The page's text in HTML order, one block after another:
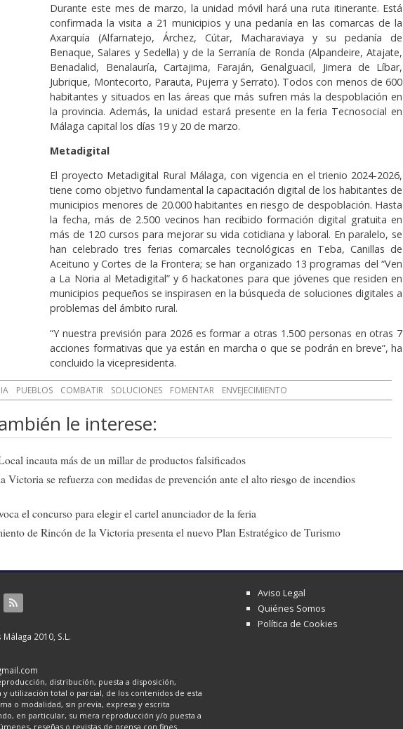
Durante este mes de marzo, la unidad móvil hará una ruta itinerante. Está
confirmada la visita a 21 municipios y una pedanía en las comarcas de la
Axarquía (Alfarnatejo, Árchez, Cútar, Macharaviaya y su pedanía de
Benaque, Salares y Sedella) y de la Serranía de Ronda (Alpandeire, Atajate,
Benadalid, Benalauría, Cartajima, Faraján, Genalguacil, Jimera de Líbar,
Jubrique, Montecorto, Parauta, Pujerra y Serrato). Todos con menos de 600
habitantes y situados en las áreas que más sufren más la despoblación en
la provincia. Además, la unidad estará presente en la feria Tecnosocial en
Málaga capital los días 19 y 20 de marzo.
Metadigital
El proyecto Metadigital Rural Málaga, con vigencia en el trienio 2024-2026,
tiene como objetivo fundamental la capacitación digital de los habitantes de
municipios menores de 20.000 habitantes en riesgo de despoblación. Hasta
la fecha, más de 2.500 vecinos han recibido formación digital gratuita en
más de 120 cursos para mejorar su vida cotidiana y laboral. En paralelo, se
han celebrado tres ferias comarcales tecnológicas en Teba, Canillas de
Aceituno y Cortes de la Frontera; se han organizado 13 programas del “Ven
a La Noria al Metadigital” y 6 hackatones para que jóvenes que residen en
municipios pequeños se inspirasen en la búsqueda de soluciones digitales a
problemas del ámbito rural.
“Y nuestra previsión para 2026 es formar a otras 1.500 personas en otras 7
acciones formativas que ya están en marcha o que se podrán en breve”, ha
concluido la vicepresidenta.
PUEBLOS COMBATIR SOLUCIONES FOMENTAR ENVEJECIMIENTO
le interese:
incauta más de un millar de productos falsificados
Victoria se refuerza con medidas de prevención ante el alto riesgo de incendios
el concurso para elegir el cartel anunciador de la feria
de Rincón de la Victoria presenta el nuevo Plan Estratégico de Turismo
2010, S.L.
distribución, puesta a disposición,
utilización total o parcial, de los contenidos de esta
o modalidad, sin previa, expresa y escrita
en particular, su mera reproducción y/o puesta a
reseñas o revistas de prensa con fines
Aviso Legal
Quiénes Somos
Política de Cookies